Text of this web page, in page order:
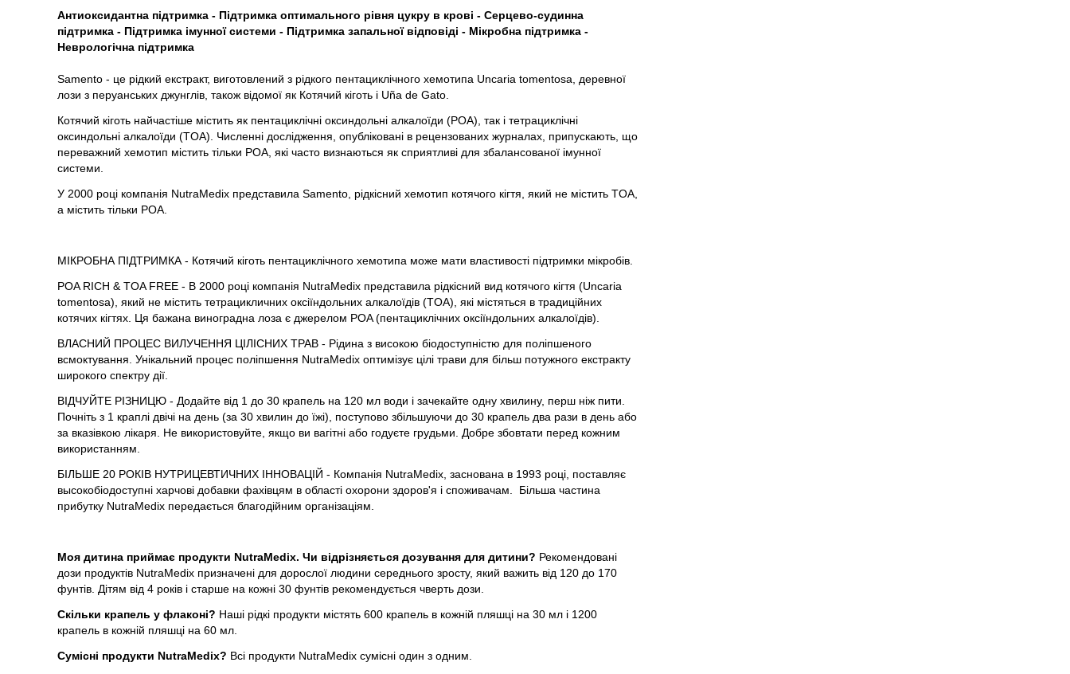
Антиоксидантна підтримка - Підтримка оптимального рівня цукру в крові - Серцево-судинна
підтримка - Підтримка імунної системи - Підтримка запальної відповіді - Мікробна підтримка -
Неврологічна підтримка
Samento - це рідкий екстракт, виготовлений з рідкого пентациклічного хемотипа Uncaria tomentosa, деревної
лози з перуанських джунглів, також відомої як Котячий кіготь і Uña de Gato.
Котячий кіготь найчастіше містить як пентациклічні оксиндольні алкалоїди (POA), так і тетрациклічні
оксиндольні алкалоїди (TOA). Численні дослідження, опубліковані в рецензованих журналах, припускають, що
переважний хемотип містить тільки POA, які часто визнаються як сприятливі для збалансованої імунної
системи.
У 2000 році компанія NutraMedix представила Samento, рідкісний хемотип котячого кігтя, який не містить TOA,
а містить тільки POA.
МІКРОБНА ПІДТРИМКА - Котячий кіготь пентациклічного хемотипа може мати властивості підтримки мікробів.
POA RICH & TOA FREE - В 2000 році компанія NutraMedix представила рідкісний вид котячого кігтя (Uncaria
tomentosa), який не містить тетрацикличних оксіїндольних алкалоїдів (TOA), які містяться в традиційних
котячих кігтях. Ця бажана виноградна лоза є джерелом POA (пентациклічних оксіїндольних алкалоїдів).
ВЛАСНИЙ ПРОЦЕС ВИЛУЧЕННЯ ЦІЛІСНИХ ТРАВ - Рідина з високою біодоступністю для поліпшеного
всмоктування. Унікальний процес поліпшення NutraMedix оптимізує цілі трави для більш потужного екстракту
широкого спектру дії.
ВІДЧУЙТЕ РІЗНИЦЮ - Додайте від 1 до 30 крапель на 120 мл води і зачекайте одну хвилину, перш ніж пити.
Почніть з 1 краплі двічі на день (за 30 хвилин до їжі), поступово збільшуючи до 30 крапель два рази в день або
за вказівкою лікаря. Не використовуйте, якщо ви вагітні або годуєте грудьми. Добре збовтати перед кожним
використанням.
БІЛЬШЕ 20 РОКІВ НУТРИЦЕВТИЧНИХ ІННОВАЦІЙ - Компанія NutraMedix, заснована в 1993 році, поставляє
высокобіодоступні харчові добавки фахівцям в області охорони здоров'я і споживачам. Більша частина
прибутку NutraMedix передається благодійним організаціям.
Моя дитина приймає продукти NutraMedix. Чи відрізняється дозування для дитини? Рекомендовані
дози продуктів NutraMedix призначені для дорослої людини середнього зросту, який важить від 120 до 170
фунтів. Дітям від 4 років і старше на кожні 30 фунтів рекомендується чверть дози.
Скільки крапель у флаконі? Наші рідкі продукти містять 600 крапель в кожній пляшці на 30 мл і 1200
крапель в кожній пляшці на 60 мл.
Сумісні продукти NutraMedix? Всі продукти NutraMedix сумісні один з одним.